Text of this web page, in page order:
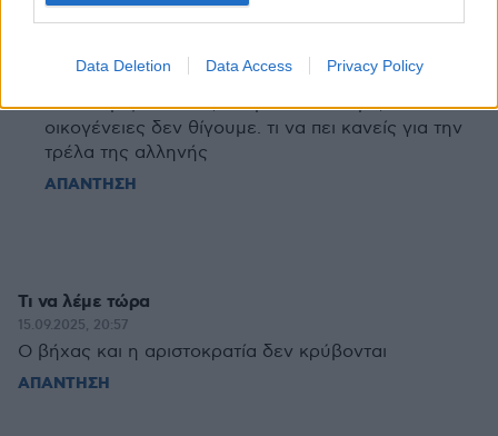
Data Deletion Data Access Privacy Policy
ΑΠΑΝΤΗΣΗ
Μου θυμίζει κάποια, ονόματα δεν λέμε,
οικογένειες δεν θίγουμε. τι να πει κανείς για την
τρέλα της αλληνής
ΑΠΑΝΤΗΣΗ
Τι να λέμε τώρα
15.09.2025, 20:57
Ο βήχας και η αριστοκρατία δεν κρύβονται
ΑΠΑΝΤΗΣΗ